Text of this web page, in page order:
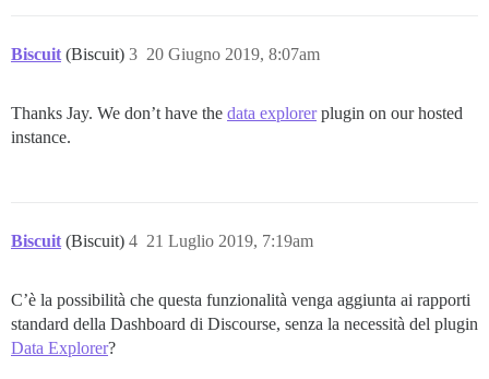
Biscuit (Biscuit) 20 Giugno 2019, 8:07am
3
Thanks Jay. We don’t have the data explorerplugin on our hosted
instance.
Biscuit (Biscuit) 21 Luglio 2019, 7:19am
4
C’è la possibilità che questa funzionalità venga aggiunta ai rapporti
standard della Dashboard di Discourse, senza la necessità del plugin
Data Explorer?